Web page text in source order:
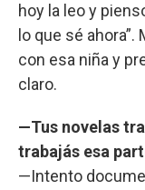
hoy la leo y
lo que sé
con esa niña y
claro.
—Tus novelas
trabajás esa
—Intento